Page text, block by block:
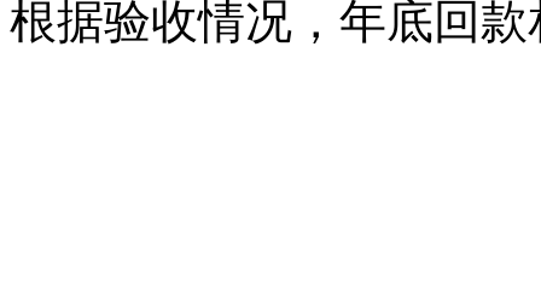
根据验收情况，年底回